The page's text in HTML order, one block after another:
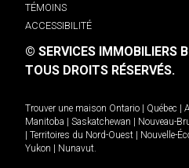
TÉMOINS
ACCESSIBILITÉ
© SERVICES IMMOBILIERS
TOUS DROITS RÉSERVÉS.
Trouver une maison Ontario Québec
Manitoba
Saskatchewan Nouveau-
Territoires du Nord-Ouest Nouvelle-
Yukon
Nunavut.